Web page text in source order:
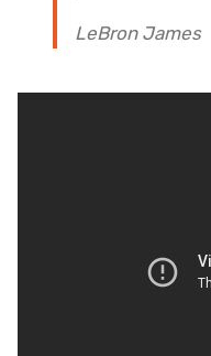
LeBron James